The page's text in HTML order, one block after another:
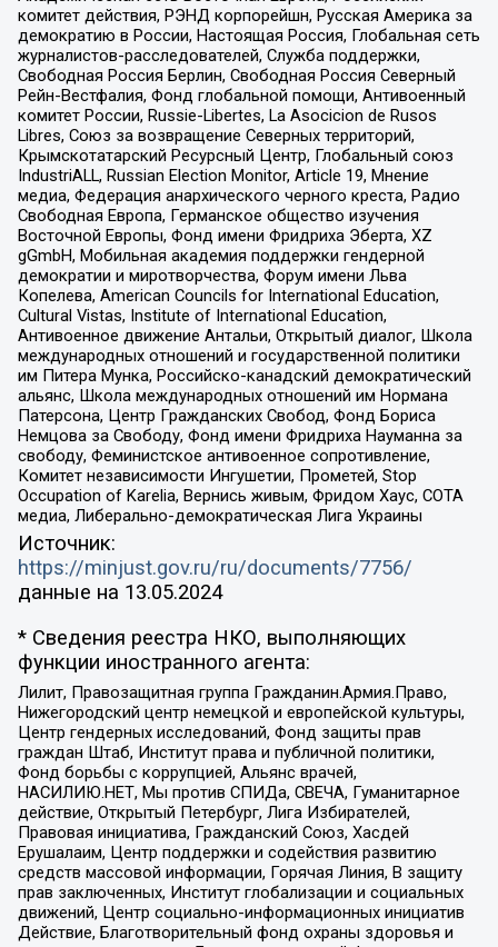
комитет действия, РЭНД корпорейшн, Русская Америка за
демократию в России, Настоящая Россия, Глобальная сеть
журналистов-расследователей, Служба поддержки,
Свободная Россия Берлин, Свободная Россия Северный
Рейн-Вестфалия, Фонд глобальной помощи, Антивоенный
комитет России, Russie-Libertes, La Asocicion de Rusos
Libres, Союз за возвращение Северных территорий,
Крымскотатарский Ресурсный Центр, Глобальный союз
IndustriALL, Russian Election Monitor, Article 19, Мнение
медиа, Федерация анархического черного креста, Радио
Свободная Европа, Германское общество изучения
Восточной Европы, Фонд имени Фридриха Эберта, XZ
gGmbH, Мобильная академия поддержки гендерной
демократии и миротворчества, Форум имени Льва
Копелева, American Councils for International Education,
Cultural Vistas, Institute of International Education,
Антивоенное движение Антальи, Открытый диалог, Школа
международных отношений и государственной политики
им Питера Мунка, Российско-канадский демократический
альянс, Школа международных отношений им Нормана
Патерсона, Центр Гражданских Свобод, Фонд Бориса
Немцова за Свободу, Фонд имени Фридриха Науманна за
свободу, Феминистское антивоенное сопротивление,
Комитет независимости Ингушетии, Прометей, Stop
Occupation of Karelia, Вернись живым, Фридом Хаус, СОТА
медиа, Либерально-демократическая Лига Украины
Источник:
https://minjust.gov.ru/ru/documents/7756/
данные на 13.05.2024
* Сведения реестра НКО, выполняющих
функции иностранного агента:
Лилит, Правозащитная группа Гражданин.Армия.Право,
Нижегородский центр немецкой и европейской культуры,
Центр гендерных исследований, Фонд защиты прав
граждан Штаб, Институт права и публичной политики,
Фонд борьбы с коррупцией, Альянс врачей,
НАСИЛИЮ.НЕТ, Мы против СПИДа, СВЕЧА, Гуманитарное
действие, Открытый Петербург, Лига Избирателей,
Правовая инициатива, Гражданский Союз, Хасдей
Ерушалаим, Центр поддержки и содействия развитию
средств массовой информации, Горячая Линия, В защиту
прав заключенных, Институт глобализации и социальных
движений, Центр социально-информационных инициатив
Действие, Благотворительный фонд охраны здоровья и